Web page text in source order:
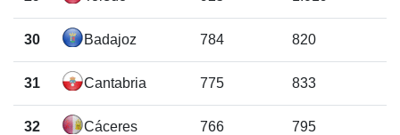
30 Badajoz 784 820
31 Cantabria 775 833
32 Cáceres 766 795